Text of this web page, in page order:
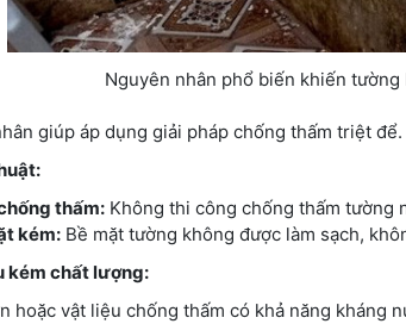
Nguyên nhân phổ biến khiến
giúp áp dụng giải pháp chống thấm triệt để.
thấm: Không thi công chống thấm tường
kém: Bề mặt tường không được làm sạch,
kém chất lượng:
hoặc vật liệu chống thấm có khả năng kháng